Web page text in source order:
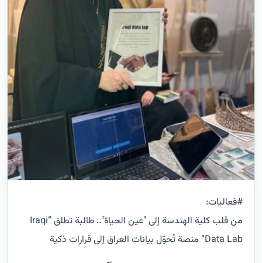
#فعاليات:
من قلب كلية الهندسة إلى "عين الحياة".. طالبة تطلق “Iraqi
Data Lab” منصة تُحوّل بيانات العراق إلى قرارات ذكية